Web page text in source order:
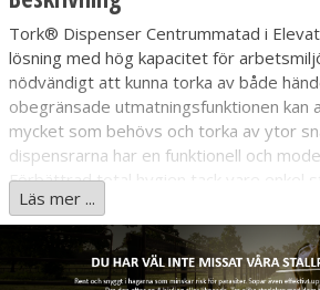
Tork® Dispenser Centrummatad i
lösning med hög kapacitet för
nödvändigt att kunna torka av både
obegränsade utmatningsfunktionen kan
mycket som behövs och torka av ytor
dispensrarna har en funktionell och
Förbättrad total hygien tack vare enkel
Mångsidig låsmekanism som förhindrar
Lätt att använda med endast en hand
Beröringsfri dispensering för flexibilitet
smittspridning
Läs mer ...